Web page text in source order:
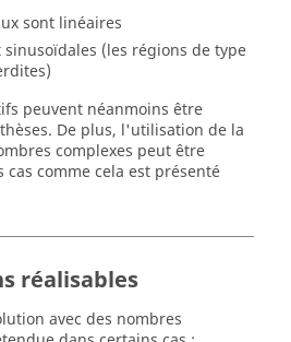
sont linéaires
sinusoïdales (les régions de type
peuvent néanmoins être
De plus, l'utilisation de la
complexes peut être
comme cela est présenté
réalisables
avec des nombres